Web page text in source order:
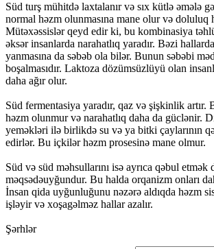
Süd turş mühitdə laxtalanır və sıx kütlə əmələ
normal həzm olunmasına mane olur və doluluq
Mütəxəssislər qeyd edir ki, bu kombinasiya
əksər insanlarda narahatlıq yaradır. Bəzi
yanmasına da səbəb ola bilər. Bunun səbəbi
boşalmasıdır. Laktoza dözümsüzlüyü olan
daha ağır olur.
Süd fermentasiya yaradır, qaz və şişkinlik artır.
həzm olunmur və narahatlıq daha da güclənir.
yeməkləri ilə birlikdə su və ya bitki çaylarının
edirlər. Bu içkilər həzm prosesinə mane olmur.
Süd və süd məhsullarını isə ayrıca qəbul etmək
məqsədəuyğundur. Bu halda orqanizm onları
İnsan qida uyğunluğunu nəzərə aldıqda həzm
işləyir və xoşagəlməz hallar azalır.
Şərhlər